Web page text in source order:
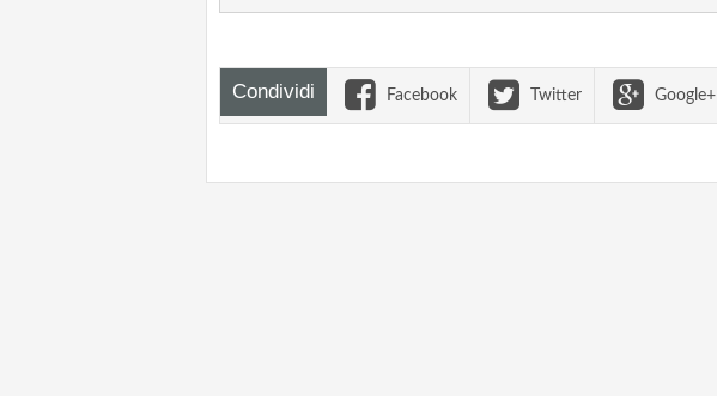
Condividi Facebook Twitter Google+